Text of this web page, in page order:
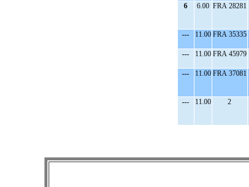
6 6.00 FRA 28281
--- 11.00 FRA 35335
--- 11.00 FRA 45979
--- 11.00 FRA 37081
--- 11.00 2